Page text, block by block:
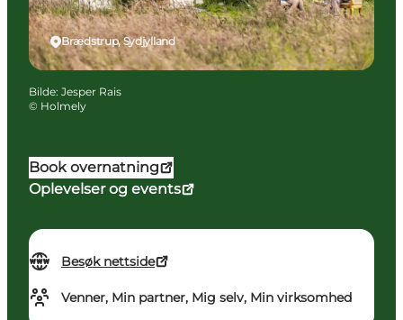
Book overnatning
Oplevelser og events
Besøk nettside
Venner, Min partner, Mig selv, Min virksomhed
Brædstrup, Sydjylland
Bilde: Jesper Rais
© Holmely